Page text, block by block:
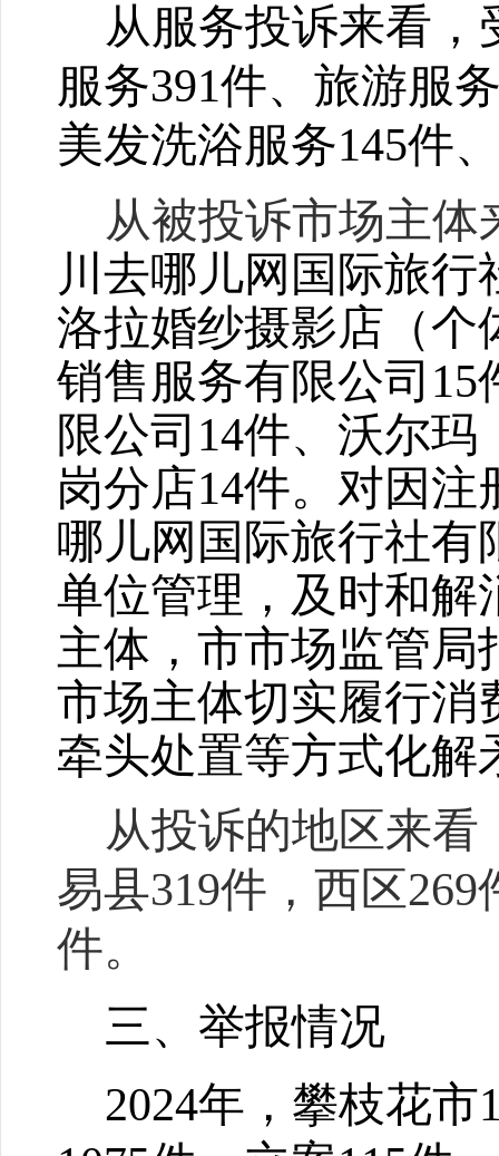
从服务投诉来看
服务391件、旅游服
美发洗浴服务145件
从被投诉市场主体
川去哪儿网国际旅行
洛拉婚纱摄影店（个
销售服务有限公司 15
限公司 14件、沃尔玛
岗分店14件。对因注
哪儿网国际旅行社有
单位管理，及时和解
主体，市市场监管
市场主体切实履行消
牵头处置等方式化解
从投诉的地区来看
易县319件，西区
件。
三、举报情况
2024年，攀枝花市